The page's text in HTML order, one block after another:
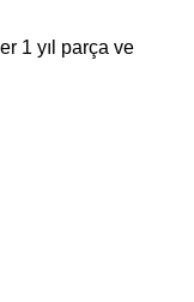
1 yıl parça ve